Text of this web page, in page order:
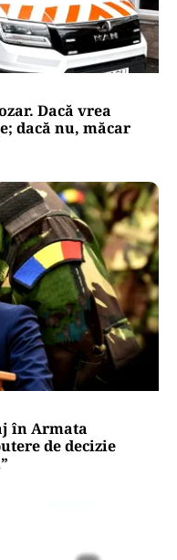
Dacă vrea
dacă nu, măcar
în Armata
de decizie